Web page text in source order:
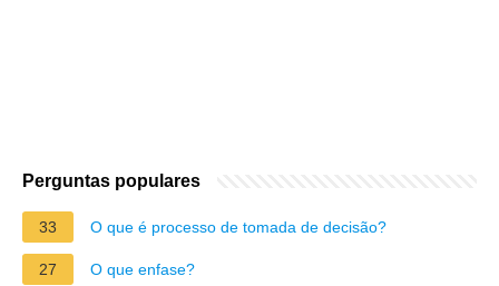
Perguntas populares
33 O que é processo de tomada de decisão?
27 O que enfase?